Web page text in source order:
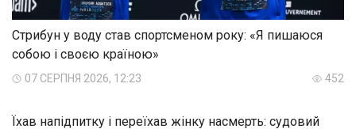
Стрибун у воду став спортсменом року: «Я пишаюся
собою і своєю країною»
07 СЕРПНЯ 2026, 12:23 452
Їхав напідпитку і переїхав жінку насмерть: судовий